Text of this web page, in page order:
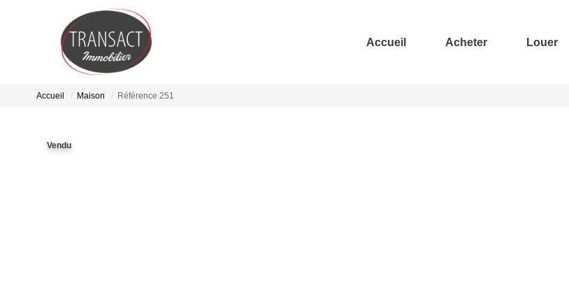
Accueil Acheter Louer
Accueil Maison Référence 251
Vendu